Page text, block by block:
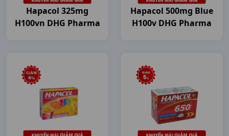
Hapacol 325mg
H100vn DHG Pharma
Hapacol 500mg Blue
H100v DHG Pharma